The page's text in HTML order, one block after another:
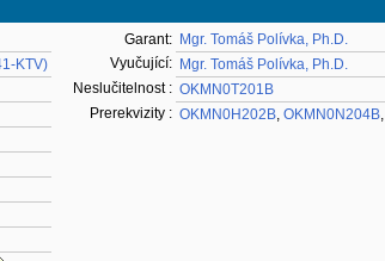
KTV)
Garant: Mgr. Tomáš Polívka, Ph.D.
Vyučující: Mgr. Tomáš Polívka, Ph.D.
Neslučitelnost : OKMN0T201B
Prerekvizity : OKMN0H202B, OKMN0N204B,